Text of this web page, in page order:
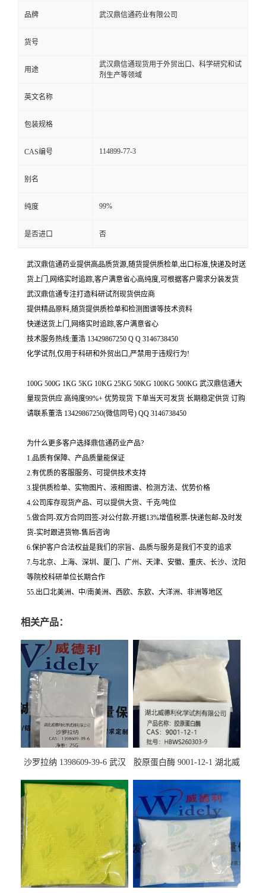
品牌 武汉鼎信通药业有限公司
货号
用途
武汉鼎信通现货用于外贸出口、科学研究和试
剂生产等领域
英文名称
包装规格
CAS编号 114899-77-3
别名
纯度 99%
是否进口 否
武汉鼎信通药业提供高品质货源,随货提供质检单,出口标准,快递及时送
货上门,网络实时追踪,客户满意省心高纯度,可根据客户需求分装发货
武汉鼎信通专注打造科研试剂现货供应商
提供精品原料,随货提供质检单和检测图谱等技术资料
快递送货上门,网络实时追踪,客户满意省心
技术服务热线:董浩 13429867250 Q Q 3146738450
化学试剂,仅用于科研和外贸出口,严禁用于违规行为!
100G 500G 1KG 5KG 10KG 25KG 50KG 100KG 500KG 武汉鼎信通大
量现货供应 高纯度99%+ 优势现货 下单当天可发货 长期稳定供货 订购
请联系董浩 13429867250(微信同号) QQ 3146738450
为什么更多客户选择鼎信通药业产品?
1.品质有保障、产品质量能保证
2.有优质的客服服务、可提供技术支持
3.提供质检单、实物图片、液相图谱、检测方法、优势价格
4.公司库存现货产品、可以提供大货、千克/吨位
5.做合同-双方合同回签-对公付款-开据13%增值税票-快递包邮-及时发
货-实时跟进货物-售后咨询
6.保护客户合法权益是我们的宗旨、品质与服务是我们不变的追求
7.与北京、上海、深圳、厦门、广州、天津、安徽、重庆、长沙、沈阳
等院校科研单位长期合作
55.出口北美洲、中/南美洲、西欧、东欧、大洋洲、非洲等地区
相关产品：
沙罗拉纳 1398609-39-6 武汉
胶原蛋白酶 9001-12-1 湖北威